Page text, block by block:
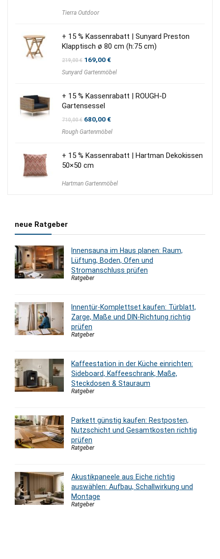
Tierra Outdoor
+ 15 % Kassenrabatt | Sunyard Preston
Klapptisch ø 80 cm (h:75 cm)
219,00€ Ursprünglicher
war:
169,00€Aktueller
ist:
Sunyard Gartenmöbel
+ 15 % Kassenrabatt | ROUGH-D
Gartensessel
710,00€ Ursprünglicher
war:
680,00€Aktueller
ist:
Rough Gartenmöbel
+ 15 % Kassenrabatt | Hartman Dekokissen
50×50 cm
Hartman Gartenmöbel
neue Ratgeber
Innensauna im Haus planen: Raum,
Lüftung, Boden, Ofen und
Stromanschluss prüfen
Ratgeber
Innentür-Komplettset kaufen: Türblatt,
Zarge, Maße und DIN-Richtung richtig
prüfen
Ratgeber
Kaffeestation in der Küche einrichten:
Sideboard, Kaffeeschrank, Maße,
Steckdosen & Stauraum
Ratgeber
Parkett günstig kaufen: Restposten,
Nutzschicht und Gesamtkosten richtig
prüfen
Ratgeber
Akustikpaneele aus Eiche richtig
auswählen: Aufbau, Schallwirkung und
Montage
Ratgeber